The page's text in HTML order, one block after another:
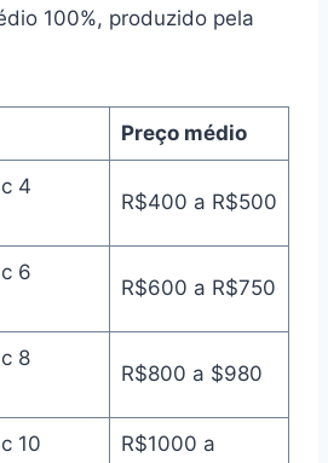
100%, produzido pela
Preço médio
4
R$400 a R$500
6
R$600 a R$750
8
R$800 a $980
10
R$1000 a